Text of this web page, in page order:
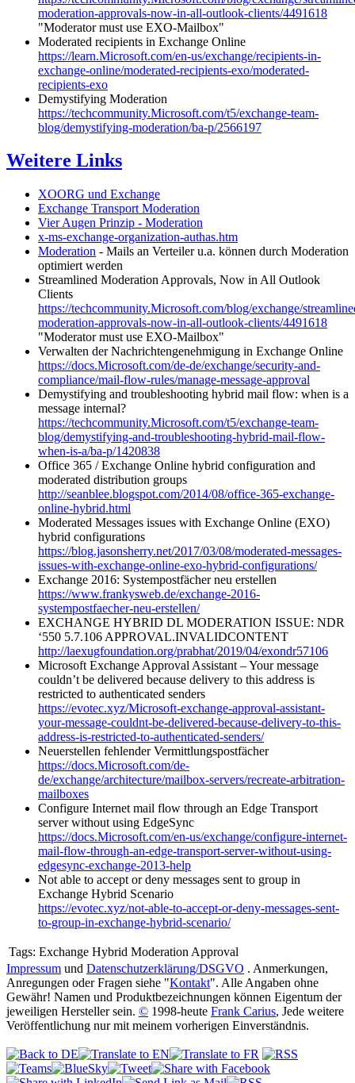
moderation-approvals-now-in-all-outlook-clients/4491618
"Moderator must use EXO-Mailbox"
Moderated recipients in Exchange Online
https://learn.Microsoft.com/en-us/exchange/recipients-in-
exchange-online/moderated-recipients-exo/moderated-
recipients-exo
Demystifying Moderation
https://techcommunity.Microsoft.com/t5/exchange-team-
blog/demystifying-moderation/ba-p/2566197
Weitere Links
XOORG und Exchange
Exchange Transport Moderation
Vier Augen Prinzip - Moderation
x-ms-exchange-organization-authas.htm
Moderation - Mails an Verteiler u.a. können durch Moderation
optimiert werden
Streamlined Moderation Approvals, Now in All Outlook
Clients
https://techcommunity.Microsoft.com/blog/exchange/
moderation-approvals-now-in-all-outlook-clients/4491618
"Moderator must use EXO-Mailbox"
Verwalten der Nachrichtengenehmigung in Exchange Online
https://docs.Microsoft.com/de-de/exchange/security-and-
compliance/mail-flow-rules/manage-message-approval
Demystifying and troubleshooting hybrid mail flow: when is a
message internal?
https://techcommunity.Microsoft.com/t5/exchange-team-
blog/demystifying-and-troubleshooting-hybrid-mail-flow-
when-is-a/ba-p/1420838
Office 365 / Exchange Online hybrid configuration and
moderated distribution groups
http://seanblee.blogspot.com/2014/08/office-365-exchange-
online-hybrid.html
Moderated Messages issues with Exchange Online (EXO)
hybrid configurations
https://blog.jasonsherry.net/2017/03/08/moderated-messages-
issues-with-exchange-online-exo-hybrid-configurations/
Exchange 2016: Systempostfächer neu erstellen
https://www.frankysweb.de/exchange-2016-
systempostfaecher-neu-erstellen/
EXCHANGE HYBRID DL MODERATION ISSUE: NDR
‘550 5.7.106 APPROVAL.INVALIDCONTENT
http://laexugfoundation.org/prabhat/2019/04/exondr57106
Microsoft Exchange Approval Assistant – Your message
couldn’t be delivered because delivery to this address is
restricted to authenticated senders
https://evotec.xyz/Microsoft-exchange-approval-assistant-
your-message-couldnt-be-delivered-because-delivery-to-this-
address-is-restricted-to-authenticated-senders/
Neuerstellen fehlender Vermittlungspostfächer
https://docs.Microsoft.com/de-
de/exchange/architecture/mailbox-servers/recreate-arbitration-
mailboxes
Configure Internet mail flow through an Edge Transport
server without using EdgeSync
https://docs.Microsoft.com/en-us/exchange/configure-internet-
mail-flow-through-an-edge-transport-server-without-using-
edgesync-exchange-2013-help
Not able to accept or deny messages sent to group in
Exchange Hybrid Scenario
https://evotec.xyz/not-able-to-accept-or-deny-messages-sent-
to-group-in-exchange-hybrid-scenario/
Tags: Exchange Hybrid Moderation Approval
Impressum und Datenschutzerklärung/DSGVO . Anmerkungen,
Anregungen oder Fragen siehe "Kontakt". Alle Angaben ohne
Gewähr! Namen und Produktbezeichnungen können Eigentum der
jeweiligen Hersteller sein. © 1998-heute Frank Carius, Jede weitere
Veröffentlichung nur mit meinem vorherigen Einverständnis.